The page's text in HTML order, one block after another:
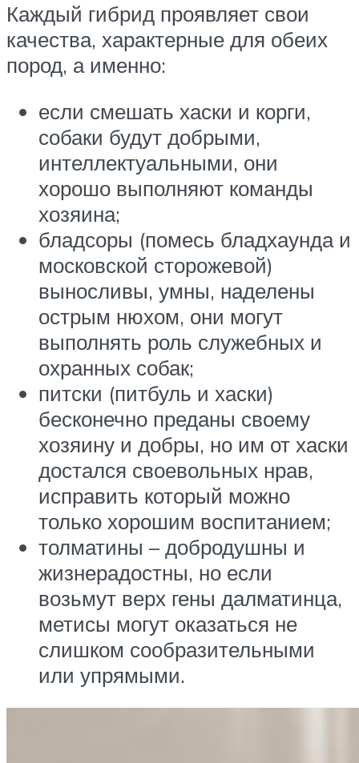
Каждый гибрид проявляет свои
качества, характерные для обеих
пород, а именно:
если смешать хаски и корги,
собаки будут добрыми,
интеллектуальными, они
хорошо выполняют команды
хозяина;
бладсоры (помесь бладхаунда и
московской сторожевой)
выносливы, умны, наделены
острым нюхом, они могут
выполнять роль служебных и
охранных собак;
питски (питбуль и хаски)
бесконечно преданы своему
хозяину и добры, но им от хаски
достался своевольных нрав,
исправить который можно
только хорошим воспитанием;
толматины – добродушны и
жизнерадостны, но если
возьмут верх гены далматинца,
метисы могут оказаться не
слишком сообразительными
или упрямыми.